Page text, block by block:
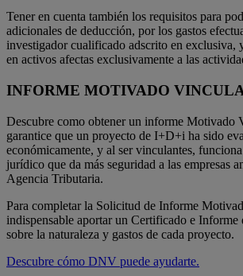
Tener en cuenta también los requisitos para
adicionales de deducción, por los gastos
investigador cualificado adscrito en exclusiva,
en activos afectas exclusivamente a las
INFORME MOTIVADO
Descubre como obtener un informe Motivado
garantice que un proyecto de I+D+i ha sido
económicamente, y al ser vinculantes,
jurídico que da más seguridad a las empresas
Agencia Tributaria.
Para completar la Solicitud de Informe
indispensable aportar un Certificado e Informe
sobre la naturaleza y gastos de cada proyecto.
Descubre cómo DNV puede ayudarte.